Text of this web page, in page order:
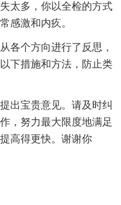
太多，你以全检的方式
感激和内疚。
各个方向进行了反思，
下措施和方法，防止类
出宝贵意见。请及时纠
，努力最大限度地满足
高得更快。谢谢你